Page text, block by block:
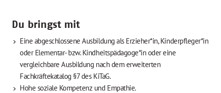
Du bringst mit
Eine abgeschlossene Ausbildung als Erzieher*in, Kinderpfleger*in
oder Elementar- bzw. Kindheitspädagoge*in oder eine
vergleichbare Ausbildung nach dem erweiterten
Fachkräftekatalog §7 des KiTaG.
Hohe soziale Kompetenz und Empathie.